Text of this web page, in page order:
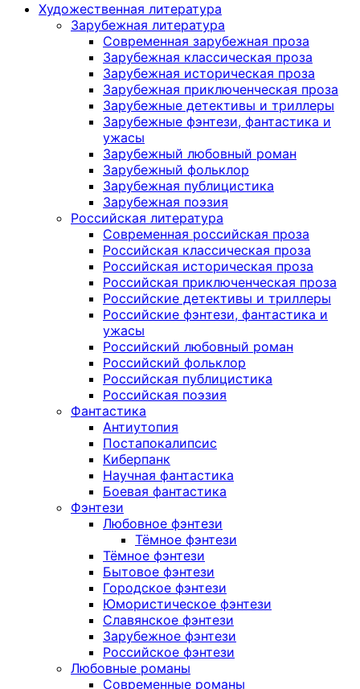
Художественная литература
Зарубежная литература
Современная зарубежная проза
Зарубежная классическая проза
Зарубежная историческая проза
Зарубежная приключенческая проза
Зарубежные детективы и триллеры
Зарубежные фэнтези, фантастика и
ужасы
Зарубежный любовный роман
Зарубежный фольклор
Зарубежная публицистика
Зарубежная поэзия
Российская литература
Современная российская проза
Российская классическая проза
Российская историческая проза
Российская приключенческая проза
Российские детективы и триллеры
Российские фэнтези, фантастика и
ужасы
Российский любовный роман
Российский фольклор
Российская публицистика
Российская поэзия
Фантастика
Антиутопия
Постапокалипсис
Киберпанк
Научная фантастика
Боевая фантастика
Фэнтези
Любовное фэнтези
Тёмное фэнтези
Тёмное фэнтези
Бытовое фэнтези
Городское фэнтези
Юмористическое фэнтези
Славянское фэнтези
Зарубежное фэнтези
Российское фэнтези
Любовные романы
Современные романы